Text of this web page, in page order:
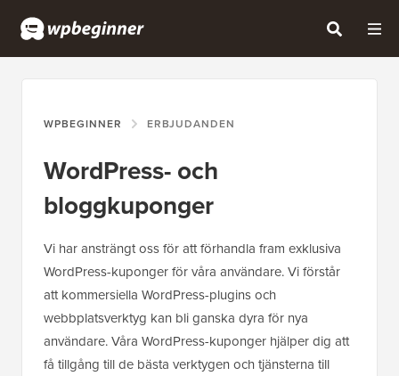
WPBEGINNER ERBJUDANDEN
WordPress- och
bloggkuponger
Vi har ansträngt oss för att förhandla fram exklusiva
WordPress-kuponger för våra användare. Vi förstår
att kommersiella WordPress-plugins och
webbplatsverktyg kan bli ganska dyra för nya
användare. Våra WordPress-kuponger hjälper dig att
få tillgång till de bästa verktygen och tjänsterna till